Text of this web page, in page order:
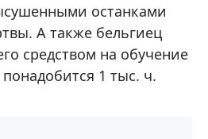
останками
А также бельгиец
средством на обучение
1 тыс. ч.